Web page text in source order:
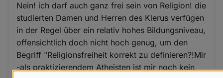
Nein! ich darf auch ganz frei sein von Religion! die
studierten Damen und Herren des Klerus verfügen
in der Regel über ein relativ hohes Bildungsniveau,
offensichtlich doch nicht hoch genug, um den
Begriff "Religionsfreiheit korrekt zu definieren?!Mir
-als praktizierendem Atheisten ist mir noch kein